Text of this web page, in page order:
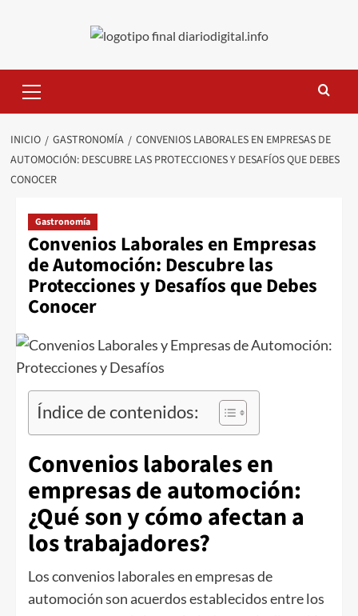
primario
INICIO GASTRONOMÍA
CONVENIOS LABORALES EN EMPRESAS DE
AUTOMOCIÓN: DESCUBRE LAS PROTECCIONES Y DESAFÍOS QUE DEBES
CONOCER
Gastronomía
Convenios Laborales en Empresas
de Automoción: Descubre las
Protecciones y Desafíos que Debes
Conocer
Índice de contenidos:
Convenios laborales en
empresas de automoción:
¿Qué son y cómo afectan a
los trabajadores?
Los convenios laborales en empresas de
automoción son acuerdos establecidos entre los